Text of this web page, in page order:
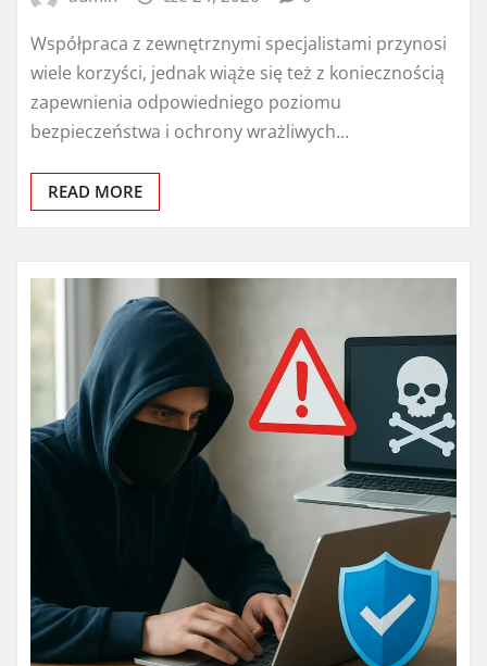
Współpraca z zewnętrznymi specjalistami przynosi
wiele korzyści, jednak wiąże się też z koniecznością
zapewnienia odpowiedniego poziomu
bezpieczeństwa i ochrony wrażliwych…
READ MORE